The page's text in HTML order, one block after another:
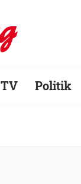
TV Politik